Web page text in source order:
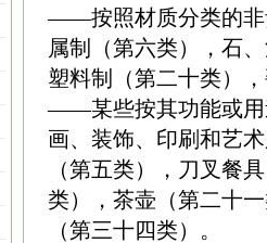
——按照材质分类的非
属制（第六类），石
塑料制（第二十类）
——某些按其功能或用
画、装饰、印刷和艺
（第五类），刀叉餐
类），茶壶（第二十
（第三十四类）。